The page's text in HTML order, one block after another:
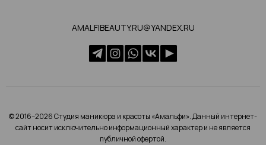
AMALFIBEAUTY.RU@YANDEX.RU
© 2016–2026 Студия маникюра и красоты «Амальфи». Данный интернет-
сайт носит исключительно информационный характер и не является
публичной офертой.